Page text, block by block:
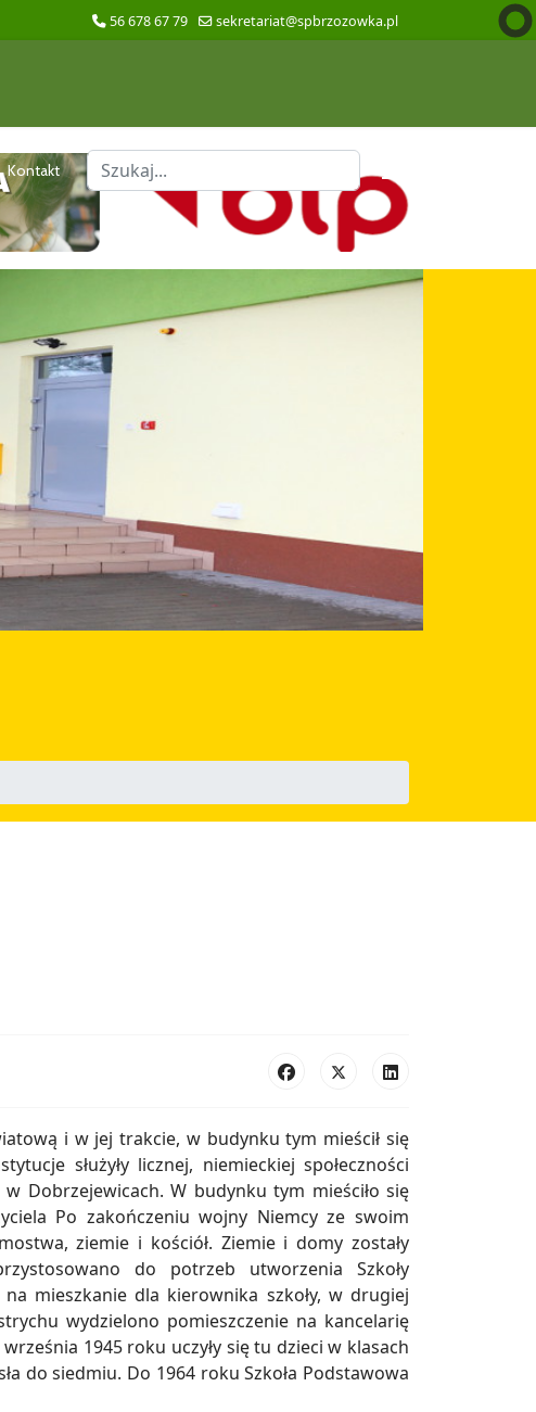
56 678 67 79 sekretariat@spbrzozowka.pl
Kontakt Szukaj
i w jej trakcie, w budynku tym mieścił się
służyły licznej, niemieckiej społeczności
Dobrzejewicach. W budynku tym mieściło się
Po zakończeniu wojny Niemcy ze swoim
ziemie i kościół. Ziemie i domy zostały
do potrzeb utworzenia Szkoły
mieszkanie dla kierownika szkoły, w drugiej
wydzielono pomieszczenie na kancelarię
1945 roku uczyły się tu dzieci w klasach
do siedmiu. Do 1964 roku Szkoła Podstawowa